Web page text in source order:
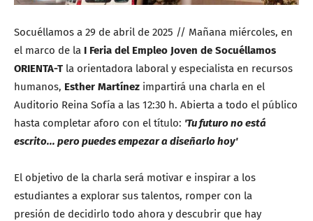
Socuéllamos a 29 de abril de 2025 // Mañana miércoles, en
el marco de la I Feria del Empleo Joven de Socuéllamos
ORIENTA-T la orientadora laboral y especialista en recursos
humanos, Esther Martínez impartirá una charla en el
Auditorio Reina Sofía a las 12:30 h. Abierta a todo el público
hasta completar aforo con el título: 'Tu futuro no está
escrito... pero puedes empezar a diseñarlo hoy'
El objetivo de la charla será motivar e inspirar a los
estudiantes a explorar sus talentos, romper con la
presión de decidirlo todo ahora y descubrir que hay